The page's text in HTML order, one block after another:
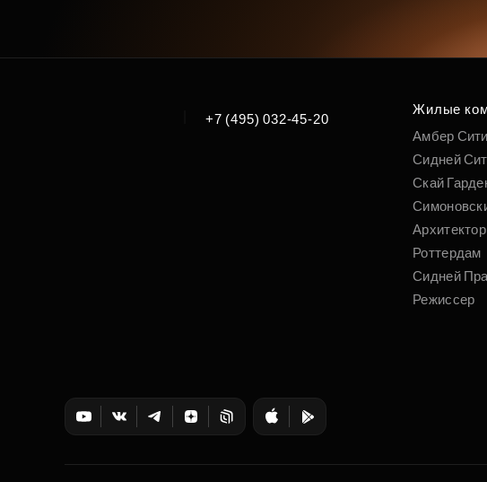
+7 (495) 032-45-20
Жилые
Амбер Сити
Сидней
Скай
Архитектор
Роттердам
Сидней
Режиссер